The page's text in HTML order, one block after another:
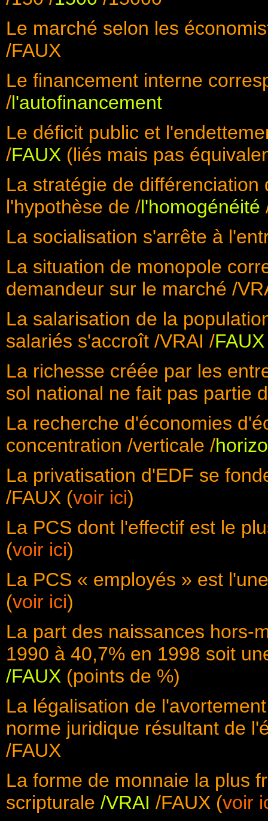
Le marché selon les
/FAUX
Le financement interne
/l'autofinancement
Le déficit public et
/FAUX (liés mais pas
La stratégie de
l'hypothèse de /l'homogénéité
La socialisation s'arrête à
La situation de monopole
demandeur sur le marché /
La salarisation de la
salariés s'accroît /VRAI /FAUX
La richesse créée par les
sol national ne fait pas partie
La recherche d'économies
concentration /verticale /
La privatisation d'EDF se
/FAUX (voir ici)
La PCS dont l'effectif est le
(voir ici)
La PCS « employés » est
(voir ici)
La part des naissances hors-
1990 à 40,7% en 1998 soit
/FAUX (points de %)
La légalisation de
norme juridique résultant de
/FAUX
La forme de monnaie la plus
scripturale /VRAI /FAUX (voir